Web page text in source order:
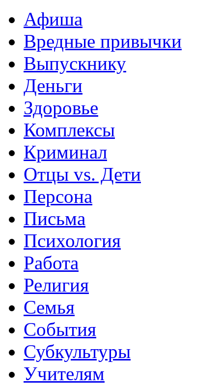
Афиша
Вредные привычки
Выпускнику
Деньги
Здоровье
Комплексы
Криминал
Отцы vs. Дети
Персона
Письма
Психология
Работа
Религия
Семья
События
Субкультуры
Учителям